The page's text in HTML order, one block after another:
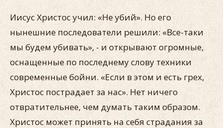
Иисус Христос учил: «Не убий». Но его
нынешние последователи решили: «Все-таки
мы будем убивать», - и открывают огромные,
оснащенные по последнему слову техники
современные бойни. «Если в этом и есть грех,
Христос пострадает за нас». Нет ничего
отвратительнее, чем думать таким образом.
Христос может принять на себя страдания за